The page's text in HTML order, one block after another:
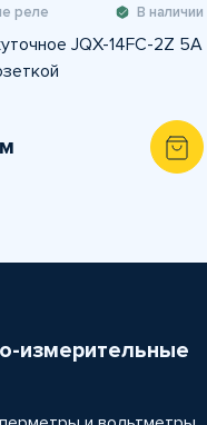
реле В наличии
JQX-14FC-2Z 5A
измерительные